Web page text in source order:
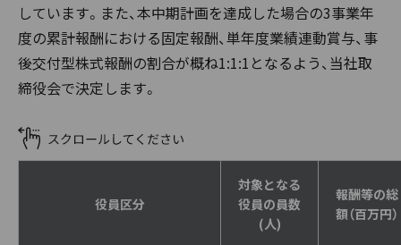
しています。また、本中期計画を達成した場合の3事業年
度の累計報酬における固定報酬、単年度業績連動賞与、事
後交付型株式報酬の割合が概ね1:1:1となるよう、当社取
締役会で決定します。
役員区分
対象となる
役員の員数
(人)
報酬等の総
額（百万円）